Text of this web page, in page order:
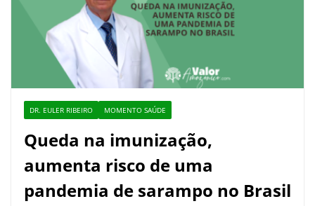
DR. EULER RIBEIRO MOMENTO SAÚDE
Queda na imunização,
aumenta risco de uma
pandemia de sarampo no Brasil